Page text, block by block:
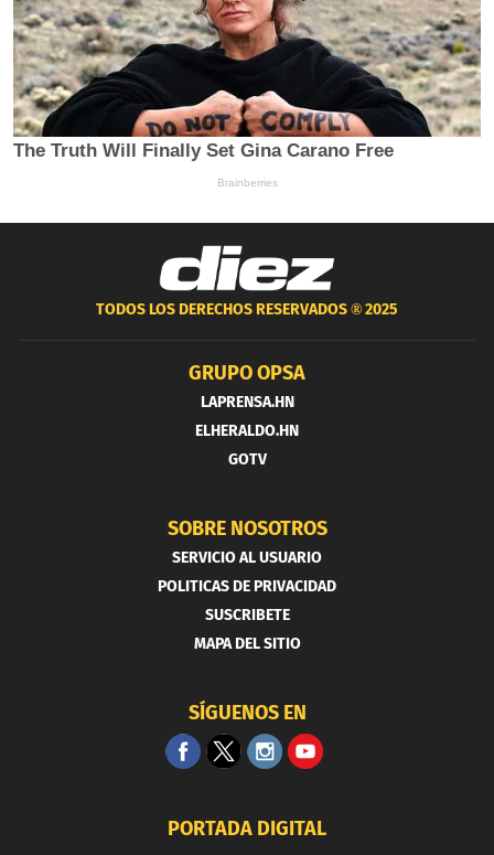
TODOS LOS DERECHOS RESERVADOS ®2025
GRUPO OPSA
LAPRENSA.HN
ELHERALDO.HN
GOTV
SOBRE NOSOTROS
SERVICIO AL USUARIO
POLITICAS DE PRIVACIDAD
SUSCRIBETE
MAPA DEL SITIO
SÍGUENOS EN
PORTADA DIGITAL